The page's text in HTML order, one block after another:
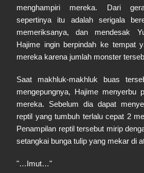
menghampiri mereka. Dari
sepertinya itu adalah serigala
memeriksanya, dan mendesak
Hajime ingin berpindah ke tempat
mereka karena jumlah monster
Saat makhluk-makhluk buas
mengepungnya, Hajime menyerbu
mereka. Sebelum dia dapat
reptil yang tumbuh terlalu cepat 2
Penampilan reptil tersebut mirip
setangkai bunga tulip yang mekar di
"…Imut…"